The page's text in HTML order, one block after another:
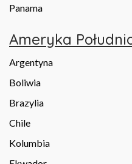
Panama
Ameryka
Argentyna
Boliwia
Brazylia
Chile
Kolumbia